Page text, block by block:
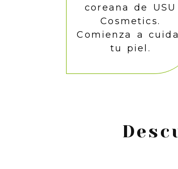
coreana de USU
Cosmetics.
Comienza a
tu piel.